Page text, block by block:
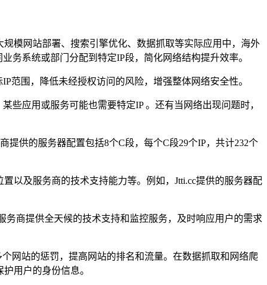
模网站部署、搜索引擎优化、数据抓取等实际应用中，海外
务系统或部门分配到特定IP段，简化网络结构提升效率。
IP范围，降低未经授权访问的风险，增强整体网络安全性。
某些应用或服务可能也需要特定IP。还有当网络出现问题时，
提供的服务器配置包括8个C段，每个C段29个IP，共计232个
以及服务商的技术支持能力等。例如， Jtti.cc提供的服务器配
商提供全天候的技术支持和监控服务，及时响应用户的需求
个网站的惩罚，提高网站的排名和流量。在数据抓取和网络爬
用户的身份信息。